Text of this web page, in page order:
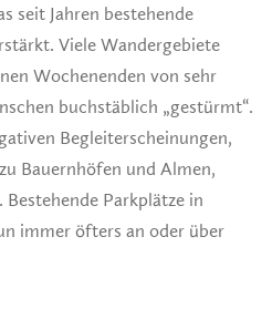
seit Jahren bestehende
Viele Wandergebiete
Wochenenden von sehr
buchstäblich „gestürmt“.
Begleiterscheinungen,
Bauernhöfen und Almen,
Parkplätze in
immer öfters an oder über